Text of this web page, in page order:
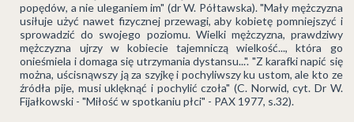
popędów, a nie uleganiem im" (dr W. Półtawska). "Mały mężczyzna
usiłuje użyć nawet fizycznej przewagi, aby kobietę pomniejszyć i
sprowadzić do swojego poziomu. Wielki mężczyzna, prawdziwy
mężczyzna ujrzy w kobiecie tajemniczą wielkość..., która go
onieśmiela i domaga się utrzymania dystansu...". "Z karafki napić się
można, uścisnąwszy ją za szyjkę i pochyliwszy ku ustom, ale kto ze
źródła pije, musi uklęknąć i pochylić czoła" (C. Norwid, cyt. Dr W.
Fijałkowski - "Miłość w spotkaniu płci" - PAX 1977, s.32).